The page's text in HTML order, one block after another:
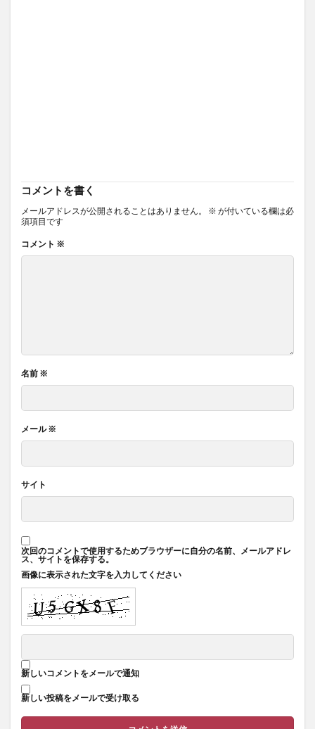
コメントを書く
メールアドレスが公開されることはありません。 ※ が付いている欄は必
須項目です
コメント ※
名前 ※
メール※
サイト
次回のコメントで使用するためブラウザーに自分の名前、メールアドレ
ス、サイトを保存する。
画像に表示された文字を入力してください
新しいコメントをメールで通知
新しい投稿をメールで受け取る